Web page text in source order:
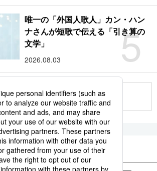
5
唯一の「外国人歌人」カン・ハン
ナさんが短歌で伝える「引き算の
文学」
2026.08.03
もっと見る
ード